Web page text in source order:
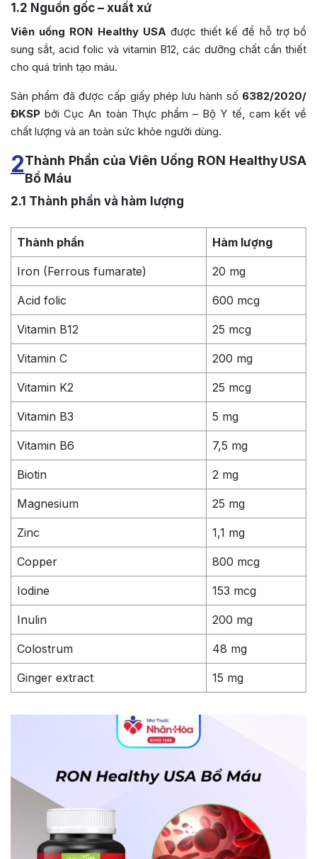
1.2 Nguồn gốc – xuất xứ
Viên uống RON Healthy USA được thiết kế để hỗ trợ bổ
sung sắt, acid folic và vitamin B12, các dưỡng chất cần thiết
cho quá trình tạo máu.
Sản phẩm đã được cấp giấy phép lưu hành số 6382/2020/
ĐKSP bởi Cục An toàn Thực phẩm – Bộ Y tế, cam kết về
chất lượng và an toàn sức khỏe người dùng.
2Thành Phần của Viên Uống RON Healthy USA
Bổ Máu
2.1 Thành phần và hàm lượng
Thành phần Hàm lượng
Iron (Ferrous fumarate) 20 mg
Acid folic 600 mcg
Vitamin B12 25 mcg
Vitamin C 200 mg
Vitamin K2 25 mcg
Vitamin B3 5 mg
Vitamin B6 7,5 mg
Biotin 2 mg
Magnesium 25 mg
Zinc 1,1 mg
Copper 800 mcg
Iodine 153 mcg
Inulin 200 mg
Colostrum 48 mg
Ginger extract 15 mg